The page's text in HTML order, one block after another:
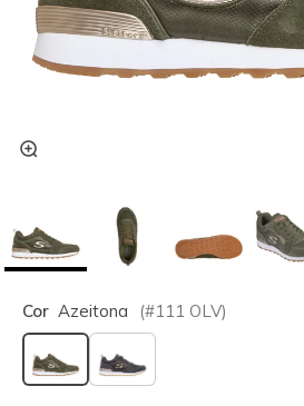
Cor Azeitona (#111 OLV)
selecionado